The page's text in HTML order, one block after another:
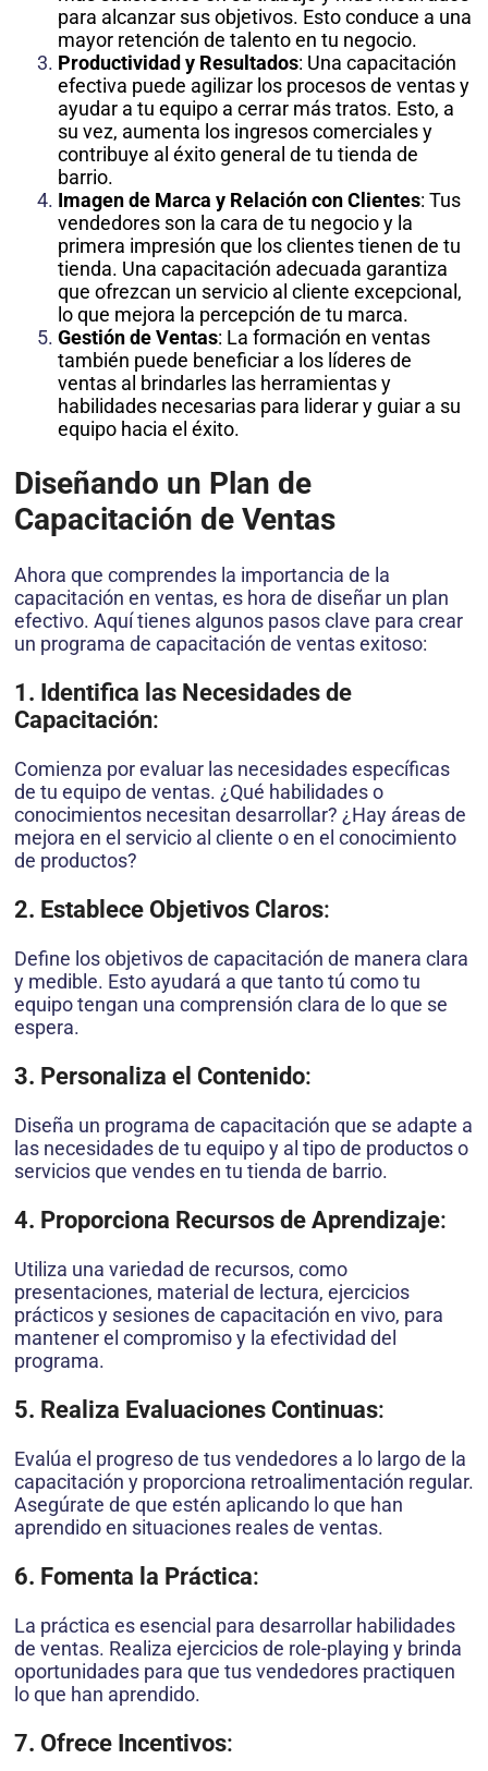
para alcanzar sus objetivos. Esto conduce a una
mayor retención de talento en tu negocio.
Productividad y Resultados: Una capacitación
efectiva puede agilizar los procesos de ventas y
ayudar a tu equipo a cerrar más tratos. Esto, a
su vez, aumenta los ingresos comerciales y
contribuye al éxito general de tu tienda de
barrio.
Imagen de Marca y Relación con Clientes: Tus
vendedores son la cara de tu negocio y la
primera impresión que los clientes tienen de tu
tienda. Una capacitación adecuada garantiza
que ofrezcan un servicio al cliente excepcional,
lo que mejora la percepción de tu marca.
Gestión de Ventas: La formación en ventas
también puede beneficiar a los líderes de
ventas al brindarles las herramientas y
habilidades necesarias para liderar y guiar a su
equipo hacia el éxito.
Diseñando un Plan de
Capacitación de Ventas
Ahora que comprendes la importancia de la
capacitación en ventas, es hora de diseñar un plan
efectivo. Aquí tienes algunos pasos clave para crear
un programa de capacitación de ventas exitoso:
1. Identifica las Necesidades de
Capacitación:
Comienza por evaluar las necesidades específicas
de tu equipo de ventas. ¿Qué habilidades o
conocimientos necesitan desarrollar? ¿Hay áreas de
mejora en el servicio al cliente o en el conocimiento
de productos?
2. Establece Objetivos Claros:
Define los objetivos de capacitación de manera clara
y medible. Esto ayudará a que tanto tú como tu
equipo tengan una comprensión clara de lo que se
espera.
3. Personaliza el Contenido:
Diseña un programa de capacitación que se adapte a
las necesidades de tu equipo y al tipo de productos o
servicios que vendes en tu tienda de barrio.
4. Proporciona Recursos de Aprendizaje:
Utiliza una variedad de recursos, como
presentaciones, material de lectura, ejercicios
prácticos y sesiones de capacitación en vivo, para
mantener el compromiso y la efectividad del
programa.
5. Realiza Evaluaciones Continuas:
Evalúa el progreso de tus vendedores a lo largo de la
capacitación y proporciona retroalimentación regular.
Asegúrate de que estén aplicando lo que han
aprendido en situaciones reales de ventas.
6. Fomenta la Práctica:
La práctica es esencial para desarrollar habilidades
de ventas. Realiza ejercicios de role-playing y brinda
oportunidades para que tus vendedores practiquen
lo que han aprendido.
7. Ofrece Incentivos: